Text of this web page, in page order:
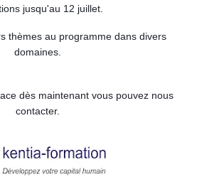
jusqu'au 12 juillet.
thèmes au programme dans divers
domaines.
dès maintenant vous pouvez nous
contacter.